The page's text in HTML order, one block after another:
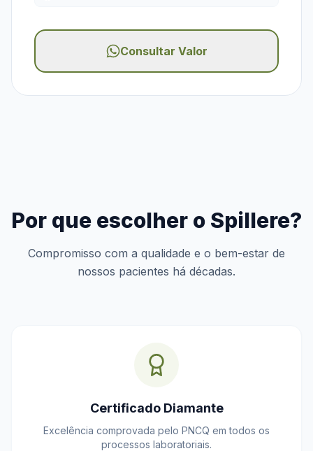
Consultar Valor
Por que escolher o Spillere?
Compromisso com a qualidade e o bem-estar de
nossos pacientes há décadas.
Certificado Diamante
Excelência comprovada pelo PNCQ em todos os
processos laboratoriais.